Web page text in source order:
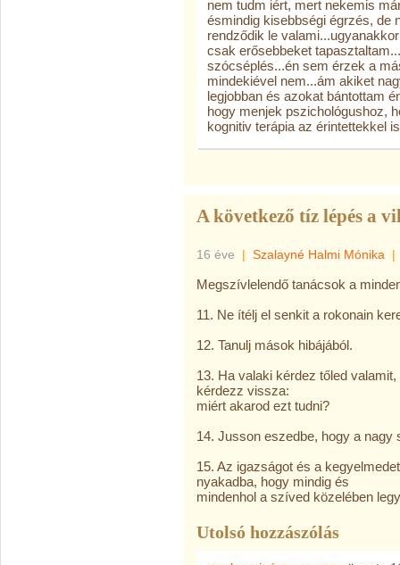
nem tudm iért, mert nekemis
ésmindig kisebbségi égrzés, de
rendződik le
csak erősebbeket
szócséplés...én sem érzek a
mindekiével nem...ám akiket
legjobban és azokat bántottam
hogy menjek pszichológushoz,
kognitiv terápia az érintettekkel
A következő tíz lépés a
16 éve | Szalayné Halmi Mónika |
Megszívlelendő tanácsok a
11. Ne ítélj el senkit a rokonain
12. Tanulj mások hibájából.
13. Ha valaki kérdez tőled
kérdezz vissza:
miért akarod ezt tudni?
14. Jusson eszedbe, hogy a
15. Az igazságot és a
nyakadba, hogy mindig és
mindenhol a szíved közelében
Utolsó hozzászólás